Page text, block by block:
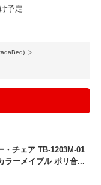
予定
・チェア TB-1203M-01
ラーメイプル ポリ合...